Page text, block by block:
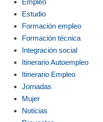
Estudio
Formación empleo
Formación técnica
Integración social
Itinerario Autoempleo
Itinerario Empleo
Jornadas
Mujer
Noticias